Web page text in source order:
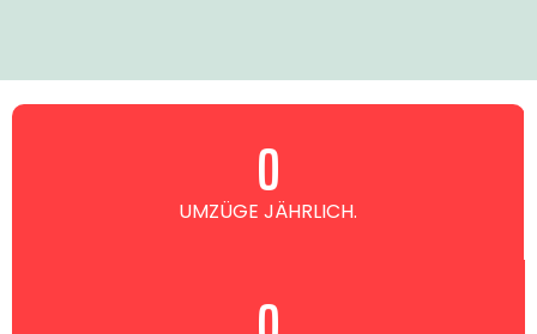
UMZÜGE JÄHRLICH.
0